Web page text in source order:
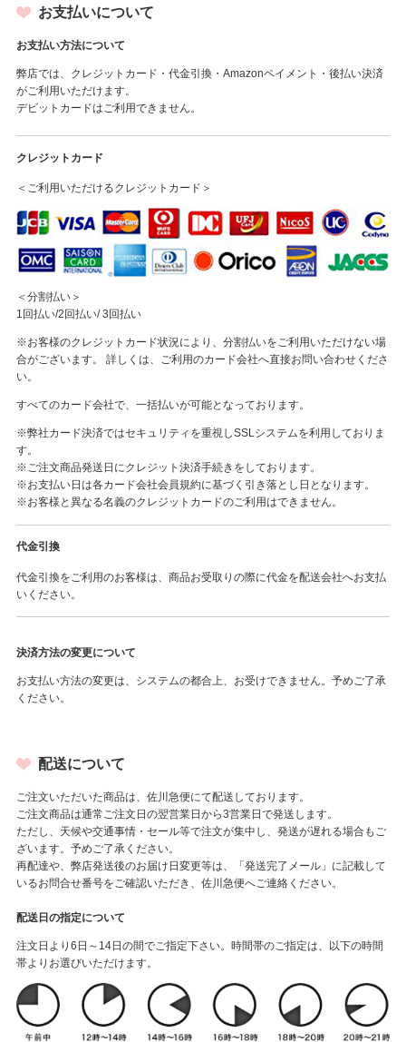
お支払いについて
お支払い方法について
弊店では、クレジットカード・代金引換・Amazonペイメント・後払い決済
がご利用いただけます。
デビットカードはご利用できません。
クレジットカード
＜ご利用いただけるクレジットカード＞
＜分割払い＞
1回払い/2回払い/ 3回払い
※お客様のクレジットカード状況により、分割払いをご利用いただけない場
合がございます。 詳しくは、ご利用のカード会社へ直接お問い合わせくださ
い。
すべてのカード会社で、一括払いが可能となっております。
※弊社カード決済ではセキュリティを重視しSSLシステムを利用しておりま
す。
※ご注文商品発送日にクレジット決済手続きをしております。
※お支払い日は各カード会社会員規約に基づく引き落とし日となります。
※お客様と異なる名義のクレジットカードのご利用はできません。
代金引換
代金引換をご利用のお客様は、商品お受取りの際に代金を配送会社へお支払
いください。
決済方法の変更について
お支払い方法の変更は、システムの都合上、お受けできません。予めご了承
ください。
配送について
ご注文いただいた商品は、佐川急便にて配送しております。
ご注文商品は通常ご注文日の翌営業日から3営業日で発送します。
ただし、天候や交通事情・セール等で注文が集中し、発送が遅れる場合もご
ざいます。予めご了承ください。
再配達や、弊店発送後のお届け日変更等は、「発送完了メール」に記載して
いるお問合せ番号をご確認いただき、佐川急便へご連絡ください。
配送日の指定について
注文日より6日～14日の間でご指定下さい。時間帯のご指定は、以下の時間
帯よりお選びいただけます。